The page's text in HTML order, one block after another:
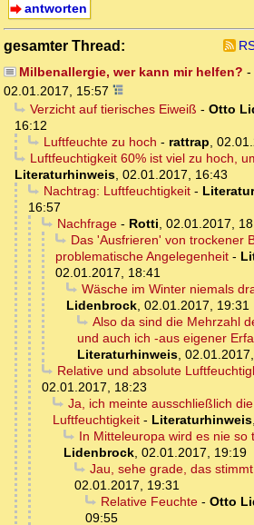
antworten
gesamter Thread:
Milbenallergie, wer kann mir helfen? -
02.01.2017, 15:57
Verzicht auf tierisches Eiweiß - Otto
16:12
Luftfeuchte zu hoch - rattrap,
Luftfeuchtigkeit 60% ist viel zu hoch,
Literaturhinweis, 02.01.2017, 16:43
Nachtrag: Luftfeuchtigkeit-
16:57
Nachfrage- Rotti, 02.01.2017,
Das 'Ausfrieren' von trockener
problematische Angelegenheit -
02.01.2017, 18:41
Wäsche im Winter niemals
Lidenbrock, 02.01.2017, 19:31
Also da sind die Mehrzahl
und auch ich -aus eigener
Literaturhinweis,
Relative und absolute
02.01.2017, 18:23
Ja, ich meinte ausschließlich
Luftfeuchtigkeit - Literaturhinweis,
In Mitteleuropa wird es nie so
Lidenbrock, 02.01.2017, 19:19
Jau, sehe grade, das
02.01.2017, 19:31
Relative Feuchte- Otto
09:55